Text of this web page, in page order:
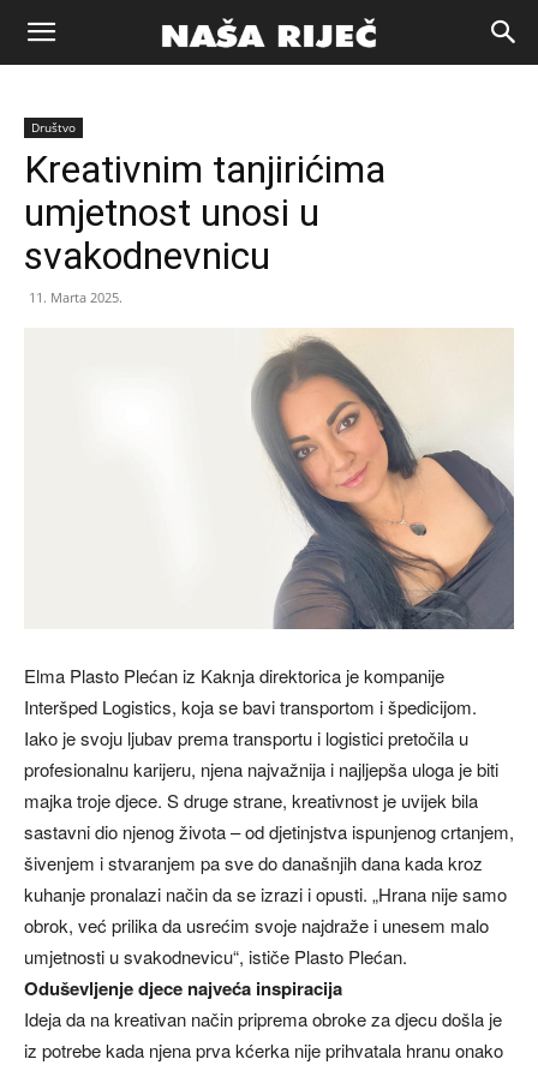
Naša
riječ
Društvo
Kreativnim tanjirićima
umjetnost unosi u
svakodnevnicu
11. Marta 2025.
Elma Plasto Plećan iz Kaknja direktorica je kompanije
Interšped Logistics, koja se bavi transportom i špedicijom.
Iako je svoju ljubav prema transportu i logistici pretočila u
profesionalnu karijeru, njena najvažnija i najljepša uloga je biti
majka troje djece. S druge strane, kreativnost je uvijek bila
sastavni dio njenog života – od djetinjstva ispunjenog crtanjem,
šivenjem i stvaranjem pa sve do današnjih dana kada kroz
kuhanje pronalazi način da se izrazi i opusti. „Hrana nije samo
obrok, već prilika da usrećim svoje najdraže i unesem malo
umjetnosti u svakodnevicu“, ističe Plasto Plećan.
Oduševljenje djece najveća inspiracija
Ideja da na kreativan način priprema obroke za djecu došla je
iz potrebe kada njena prva kćerka nije prihvatala hranu onako